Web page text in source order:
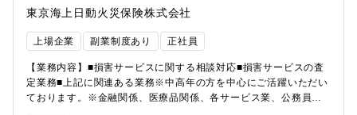
東京海上日動火災保険株式会社
上場企業 副業制度あり 正社員
【業務内容】■損害サービスに関する相談対応■損害サービスの査
定業務■上記に関連ある業務※中高年の方を中心にご活躍いただい
ております。※金融関係、医療品関係、各サービス業、公務員、